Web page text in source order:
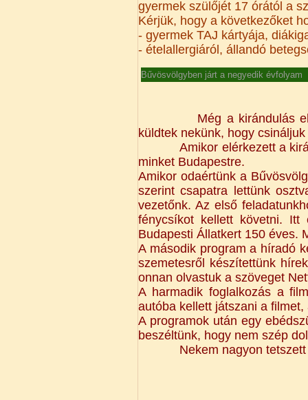
gyermek szülőjét 17 órától a
Kérjük, hogy a következőket
- gyermek TAJ kártyája,
- ételallergiáról, állandó
Bűvösvölgyben járt a negyedik évfolyam
Még a kirándulás
küldtek nekünk, hogy
Amikor elérkezett a
minket Budapestre.
Amikor odaértünk a
szerint csapatra lettünk
vezetőnk. Az első
fénycsíkot kellett követni.
Budapesti Állatkert 150 éves.
A második program a híradó
szemetesről készítettünk
onnan olvastuk a szöveget
A harmadik foglalkozás a
autóba kellett játszani a
A programok után egy
beszéltünk, hogy nem szép
Nekem nagyon